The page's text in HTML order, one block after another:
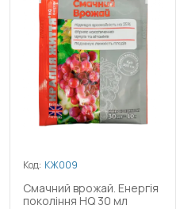
Код: КЖ009
Смачний врожай. Енергія
покоління HQ 30 мл